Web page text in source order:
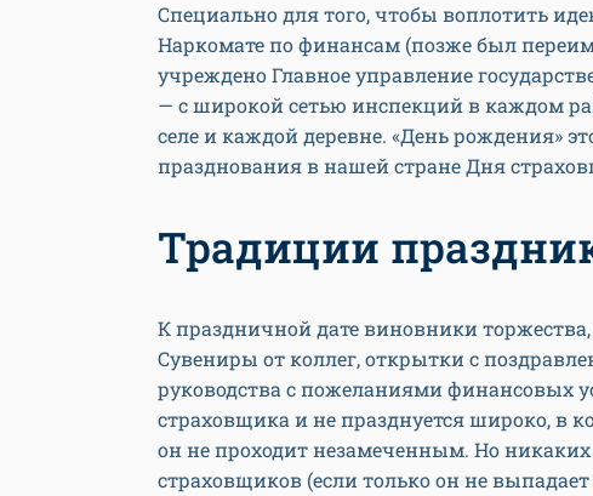
Специально для того, чтобы воплотить
Наркомате по финансам (позже был
учреждено Главное управление
— с широкой сетью инспекций в каждом
селе и каждой деревне. «День рождения»
празднования в нашей стране Дня
Традиции
К праздничной дате виновники торжества,
Сувениры от коллег, открытки с
руководства с пожеланиями финансовых
страховщика и не празднуется широко, в
он не проходит незамеченным. Но
страховщиков (если только он не